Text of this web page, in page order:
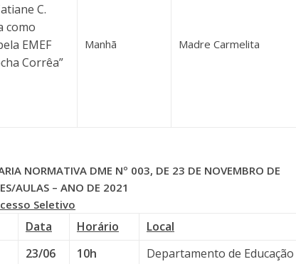
C.
como
EMEF
Corrêa”
Manhã Madre Carmelita
NORMATIVA DME Nº 003, DE 23 DE NOVEMBRO DE
AULAS – ANO DE 2021
Seletivo
Data Horário
Local
23/06 10h Departamento de Educação